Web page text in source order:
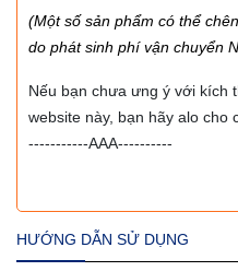
(Một số sản phẩm có thể
do phát sinh phí vận chuyển
Nếu bạn chưa ưng ý với kích
website này, bạn hãy alo cho
-----------AAA----------
HƯỚNG DẪN SỬ DỤNG